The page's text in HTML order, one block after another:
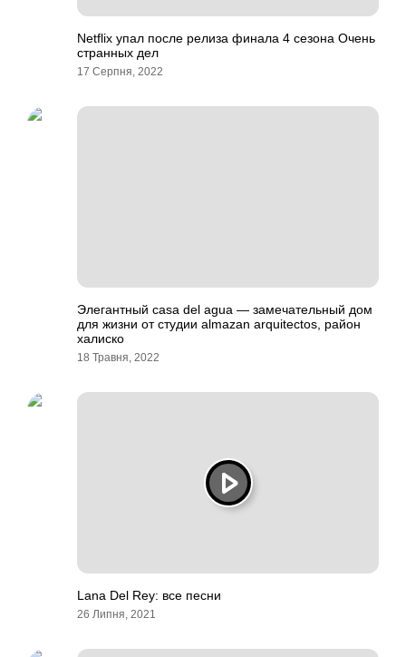
Netflix упал после релиза финала 4 сезона Очень
странных дел
17 Серпня, 2022
Элегантный casa del agua — замечательный дом
для жизни от студии almazan arquitectos, район
халиско
18 Травня, 2022
Lana Del Rey: все песни
26 Липня, 2021